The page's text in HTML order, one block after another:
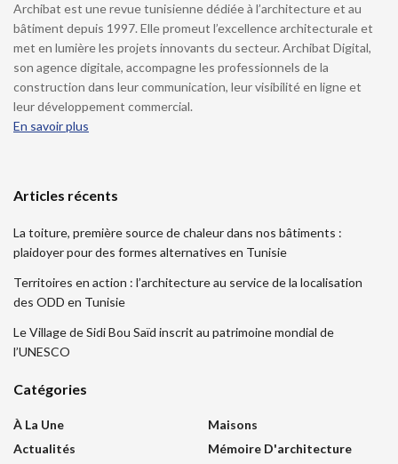
Archibat est une revue tunisienne dédiée à l’architecture et au
bâtiment depuis 1997. Elle promeut l’excellence architecturale et
met en lumière les projets innovants du secteur. Archibat Digital,
son agence digitale, accompagne les professionnels de la
construction dans leur communication, leur visibilité en ligne et
leur développement commercial.
En savoir plus
Articles récents
La toiture, première source de chaleur dans nos bâtiments :
plaidoyer pour des formes alternatives en Tunisie
Territoires en action : l’architecture au service de la localisation
des ODD en Tunisie
Le Village de Sidi Bou Saïd inscrit au patrimoine mondial de
l’UNESCO
Catégories
À La Une
Actualités
Maisons
Mémoire D'architecture